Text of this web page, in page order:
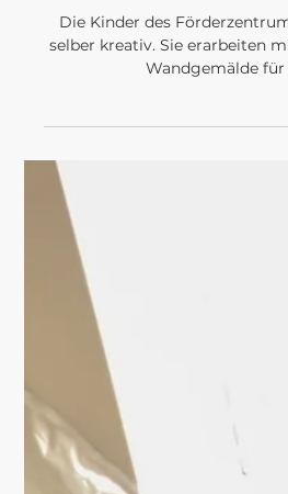
...FORTSETZUNG.
KINDER DER
FÖRDERSCHULE
ERARBEITEN DIE
THEMEN FÜR DAS